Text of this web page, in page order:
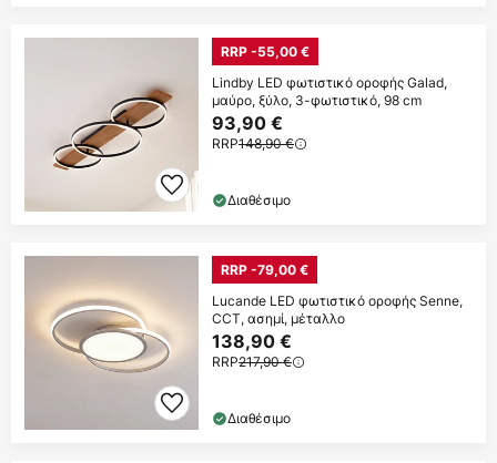
RRP -55,00 €
Lindby LED φωτιστικό οροφής Galad,
μαύρο, ξύλο, 3-φωτιστικό, 98 cm
93,90 €
RRP148,90 €
Διαθέσιμο
RRP -79,00 €
Lucande LED φωτιστικό οροφής Senne,
CCT, ασημί, μέταλλο
138,90 €
RRP217,90 €
Διαθέσιμο